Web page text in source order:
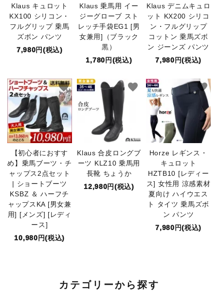
Klaus キュロット
KX100 シリコン・
フルグリップ 乗馬
ズボン パンツ
7,980円(税込)
Klaus 乗馬用 イー
ジーグローブ スト
レッチ手袋EG1 [男
女兼用]（ブラック
黒）
1,780円(税込)
Klaus デニムキュロ
ット KX200 シリコ
ン・フルグリップ
コットン 乗馬ズボ
ン ジーンズ パンツ
7,980円(税込)
【初心者におすす
め】乗馬ブーツ・チ
ャップス2点セット
| ショートブーツ
KSBZ ＆ ハーフチ
ャップスKA [男女兼
用] [メンズ] [レディ
ース]
10,980円(税込)
favorite
Klaus 合皮ロングブ
ーツ KLZ10 乗馬用
長靴 ちょうか
12,980円(税込)
favorite
Horze レギンス・
キュロット
HZTB10 [レディー
ス] 女性用 涼感素材
夏向け ハイウエス
ト タイツ 乗馬ズボ
ン パンツ
7,980円(税込)
favorite
カテゴリーから探す